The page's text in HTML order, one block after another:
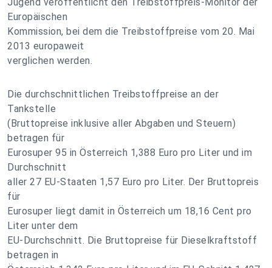
Europäischen
Kommission, bei dem die Treibstoffpreise vom 20. Mai
2013 europaweit
verglichen werden.
Die durchschnittlichen Treibstoffpreise an der
Tankstelle
(Bruttopreise inklusive aller Abgaben und Steuern)
betragen für
Eurosuper 95 in Österreich 1,388 Euro pro Liter und im
Durchschnitt
aller 27 EU-Staaten 1,57 Euro pro Liter. Der Bruttopreis
für
Eurosuper liegt damit in Österreich um 18,16 Cent pro
Liter unter dem
EU-Durchschnitt. Die Bruttopreise für Dieselkraftstoff
betragen in